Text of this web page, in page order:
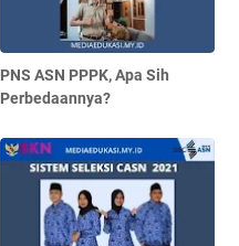
PNS ASN PPPK, Apa Sih
Perbedaannya?